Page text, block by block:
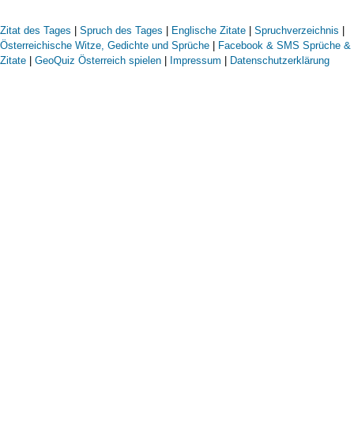
Zitat des Tages | Spruch des Tages | Englische Zitate | Spruchverzeichnis |
Österreichische Witze, Gedichte und Sprüche | Facebook & SMS Sprüche &
Zitate | GeoQuiz Österreich spielen | Impressum | Datenschutzerklärung